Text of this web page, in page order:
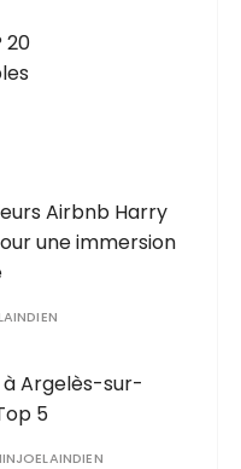
20
Airbnb Harry
une immersion
à Argelès-sur-
5